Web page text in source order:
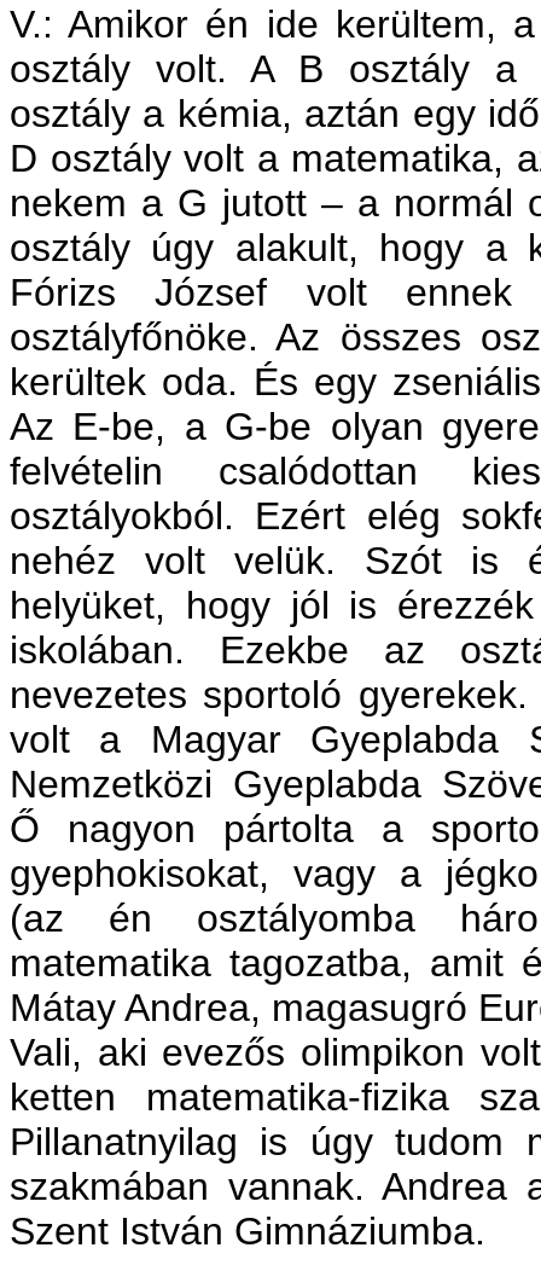
V.: Amikor én ide kerültem,
osztály volt. A B osztály a
osztály a kémia, aztán egy
D osztály volt a matematika,
nekem a G jutott – a normál
osztály úgy alakult, hogy a
Fórizs József volt
osztályfőnöke. Az összes
kerültek oda. És egy
Az E-be, a G-be olyan
felvételin csalódottan
osztályokból. Ezért elég
nehéz volt velük. Szót is
helyüket, hogy jól is
iskolában. Ezekbe az
nevezetes sportoló
volt a Magyar Gyeplabda
Nemzetközi Gyeplabda
Ő nagyon pártolta a
gyephokisokat, vagy a
(az én osztályomba
matematika tagozatba, amit
Mátay Andrea, magasugró
Vali, aki evezős olimpikon
ketten matematika-fizika
Pillanatnyilag is úgy tudom
szakmában vannak.
Szent István Gimnáziumba.